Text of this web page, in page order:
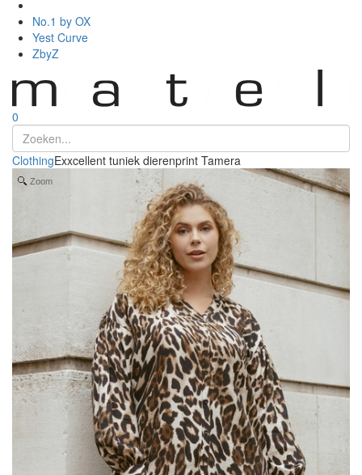
No.1 by OX
Yest Curve
ZbyZ
0
ClothingExxcellent tuniek dierenprint Tamera
Zoom